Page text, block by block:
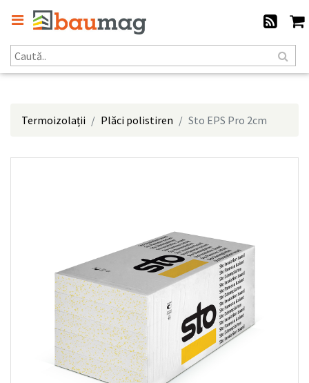
Termoizolații Plăci polistiren Sto EPS Pro 2cm